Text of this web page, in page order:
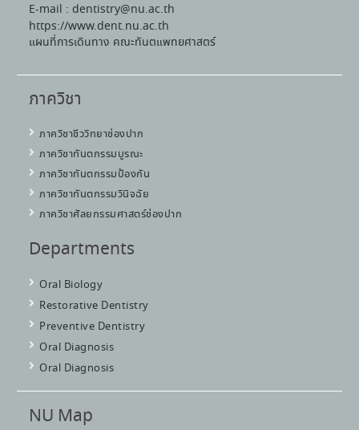
E-mail : dentistry@nu.ac.th
https://www.dent.nu.ac.th
แผนที่การเดินทาง คณะทันตแพทยศาสตร์
ภาควิชา
ภาควิชาชีววิทยาช่องปาก
ภาควิชาทันตกรรมบูรณะ
ภาควิชาทันตกรรมป้องกัน
ภาควิชาทันตกรรมวินิจฉัย
ภาควิชาศัลยกรรมศาสตร์ช่องปาก
Departments
Oral Biology
Restorative Dentistry
Preventive Dentistry
Oral Diagnosis
Oral Diagnosis
NU Map